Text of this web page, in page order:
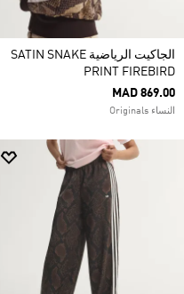
الجاكيت الرياضية SATIN SNAKE
PRINT FIREBIRD
MAD 869.00
النساء Originals